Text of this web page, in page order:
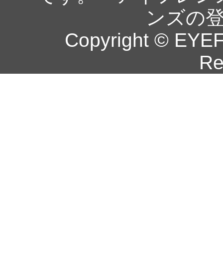
ンズの
Copyright ©